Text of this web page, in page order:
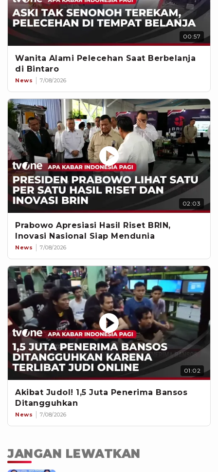
00:57
Wanita Alami Pelecehan Saat Berbelanja
di Bintaro
News 7/08/2026
02:03
Prabowo Apresiasi Hasil Riset BRIN,
Inovasi Nasional Siap Mendunia
News 7/08/2026
01:02
Akibat Judol! 1,5 Juta Penerima Bansos
Ditangguhkan
News 7/08/2026
JANGAN LEWATKAN